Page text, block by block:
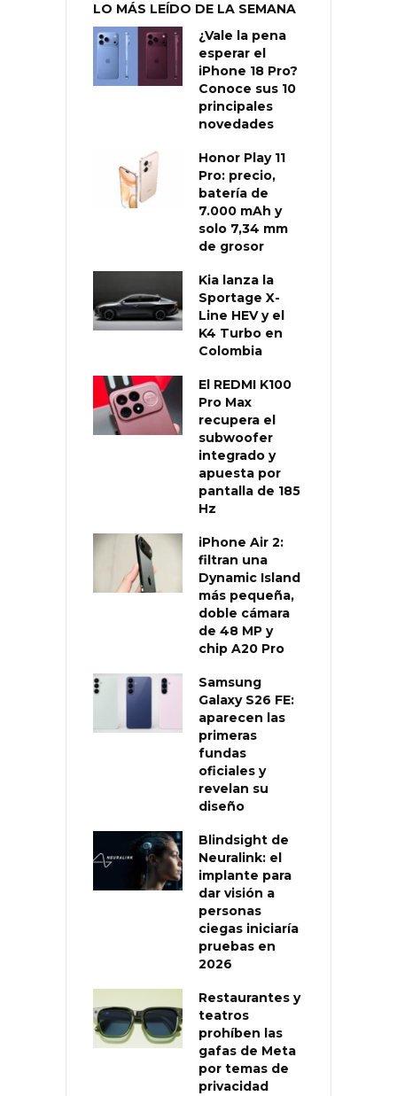
LO MÁS LEÍDO DE LA SEMANA
¿Vale la pena
esperar el
iPhone 18 Pro?
Conoce sus 10
principales
novedades
Honor Play 11
Pro: precio,
batería de
7.000 mAh y
solo 7,34 mm
de grosor
Kia lanza la
Sportage X-
Line HEV y el
K4 Turbo en
Colombia
El REDMI K100
Pro Max
recupera el
subwoofer
integrado y
apuesta por
pantalla de 185
Hz
iPhone Air 2:
filtran una
Dynamic Island
más pequeña,
doble cámara
de 48 MP y
chip A20 Pro
Samsung
Galaxy S26 FE:
aparecen las
primeras
fundas
oficiales y
revelan su
diseño
Blindsight de
Neuralink: el
implante para
dar visión a
personas
ciegas iniciaría
pruebas en
2026
Restaurantes y
teatros
prohíben las
gafas de Meta
por temas de
privacidad